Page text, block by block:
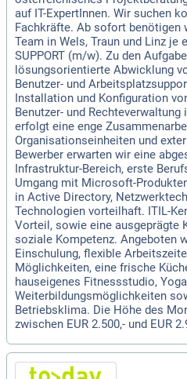
auf IT-ExpertInnen. Wir suchen
Fachkräfte. Ab sofort benötigen
Team in Wels, Traun und Linz je
SUPPORT (m/w). Zu den
lösungsorientierte Abwicklung
Benutzer- und
Installation und Konfiguration
Benutzer- und
erfolgt eine enge
Organisationseinheiten und
Bewerber erwarten wir eine
Infrastruktur-Bereich, erste
Umgang mit Microsoft-
in Active Directory,
Technologien vorteilhaft. ITIL-
Vorteil, sowie eine ausgeprägte
soziale Kompetenz. Angeboten
Einschulung, flexible
Möglichkeiten, eine frische
hauseigenes Fitnessstudio,
Weiterbildungsmöglichkeiten
Betriebsklima. Die Höhe des
zwischen EUR 2.500,- und EUR